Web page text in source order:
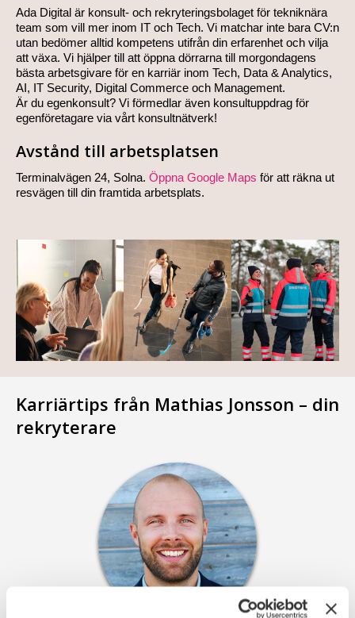
Ada Digital är konsult- och rekryteringsbolaget för tekniknära
team som vill mer inom IT och Tech. Vi matchar inte bara CV:n
utan bedömer alltid kompetens utifrån din erfarenhet och vilja
att växa. Vi hjälper till att öppna dörrarna till morgondagens
bästa arbetsgivare för en karriär inom Tech, Data & Analytics,
AI, IT Security, Digital Commerce och Management.
Är du egenkonsult? Vi förmedlar även konsultuppdrag för
egenföretagare via vårt konsultnätverk!
Avstånd till arbetsplatsen
Terminalvägen 24, Solna. Öppna Google Maps för att räkna ut
resvägen till din framtida arbetsplats.
Karriärtips från Mathias Jonsson – din
rekryterare